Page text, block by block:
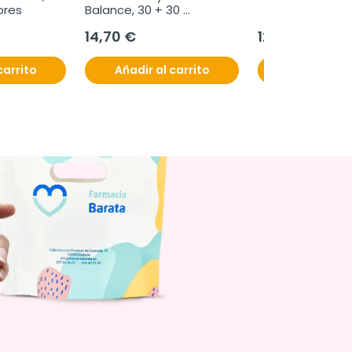
Balance, 30 + 30
14,70 €
Añadir al carrito
12,95 €